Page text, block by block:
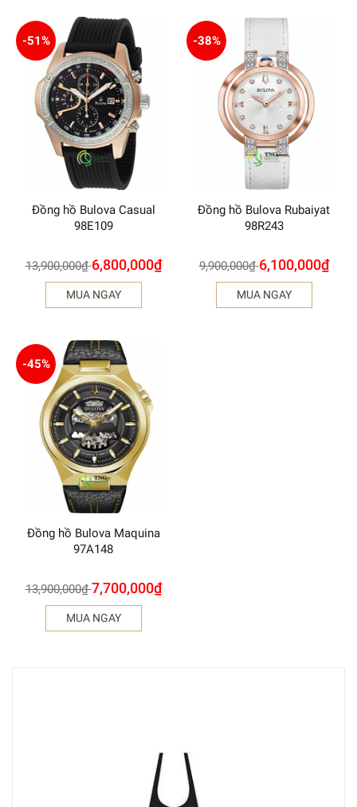
-51%
Đồng hồ Bulova Casual
98E109
13,900,000₫ 6,800,000₫
MUA NGAY
-38%
Đồng hồ Bulova Rubaiyat
98R243
9,900,000₫ 6,100,000₫
MUA NGAY
-45%
Đồng hồ Bulova Maquina
97A148
13,900,000₫ 7,700,000₫
MUA NGAY